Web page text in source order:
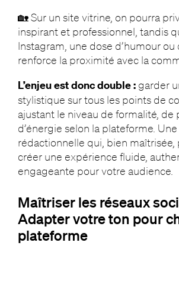
🏡 Sur un site vitrine, on pourra
inspirant et professionnel, tandis
Instagram, une dose d’humour
renforce la proximité avec la
L’enjeu est donc double :garder
stylistique sur tous les points de
ajustant le niveau de formalité, de
d’énergie selon la plateforme.
rédactionnelle qui, bien
créer une expérience fluide,
engageante pour votre audience.
Maîtriser les réseaux
Adapter votre ton pour
plateforme